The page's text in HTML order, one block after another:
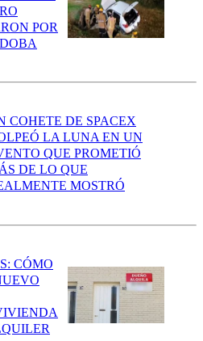
POR
COHETE DE SPACEX
LA LUNA EN UN
QUE PROMETIÓ
DE LO QUE
MOSTRÓ
CÓMO